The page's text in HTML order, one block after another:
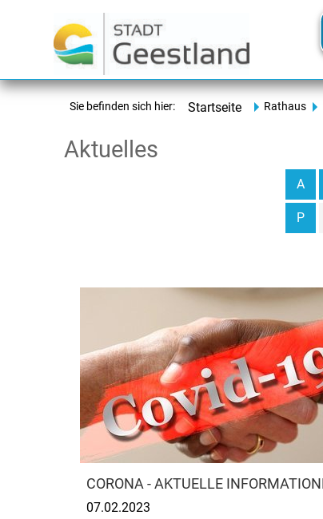
Sie befinden sich hier: Startseite Rathaus
Aktuelles
A
P
CORONA - AKTUELLE
07.02.2023